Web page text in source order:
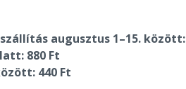
augusztus 1–15. között:
880 Ft
440 Ft